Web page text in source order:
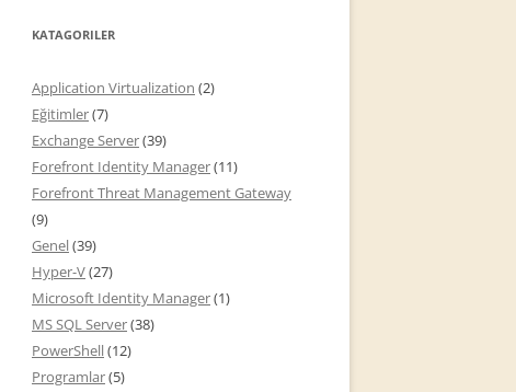
KATAGORILER
Application Virtualization (2)
Eğitimler(7)
Exchange Server(39)
Forefront Identity Manager(11)
Forefront Threat Management Gateway
(9)
Genel(39)
Hyper-V(27)
Microsoft Identity Manager(1)
MS SQL Server(38)
PowerShell(12)
Programlar(5)